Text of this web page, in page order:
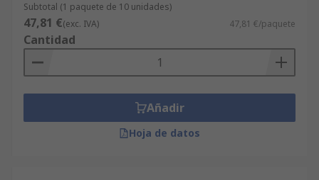
Subtotal (1 paquete de 10 unidades)
47,81 €(exc. IVA) 47,81 €/paquete
Cantidad
Añadir
Hoja de datos